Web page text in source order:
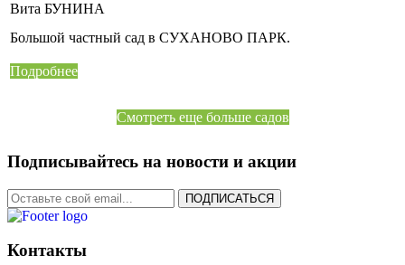
Вита БУНИНА
Большой частный сад в СУХАНОВО ПАРК.
Подробнее
Смотреть еще больше садов
Подписывайтесь на новости и акции
ПОДПИСАТЬСЯ
Контакты